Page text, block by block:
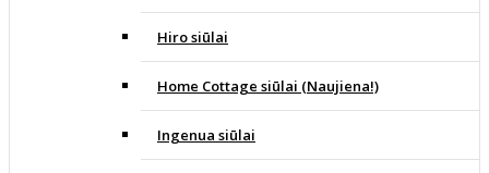
Hiro siūlai
Home Cottage siūlai (Naujiena!)
Ingenua siūlai